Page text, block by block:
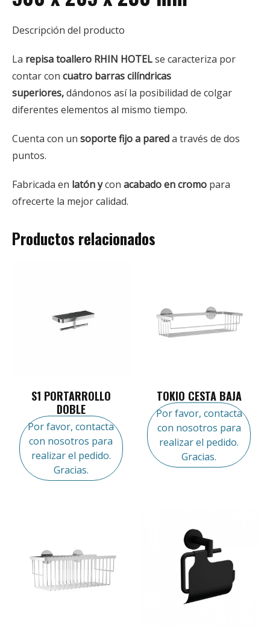
Descripción del producto
La repisa toallero RHIN HOTELse caracteriza por
contar con cuatro barras cilíndricas
superiores,dándonos así la posibilidad de colgar
diferentes elementos al mismo tiempo.
Cuenta con un soporte fijo a pareda través de dos
puntos.
Fabricada en latón ycon acabado en cromo para
ofrecerte la mejor calidad.
Productos relacionados
S1 PORTARROLLO
DOBLE
Por favor, contacta
con nosotros para
realizar el pedido.
Gracias.
TOKIO CESTA BAJA
Por favor, contacta
con nosotros para
realizar el pedido.
Gracias.